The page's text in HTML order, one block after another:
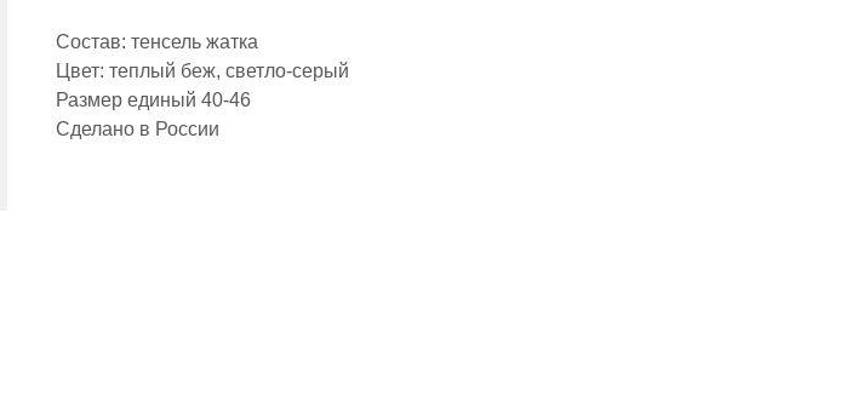
Состав: тенсель жатка
Цвет: теплый беж, светло-серый
Размер единый 40-46
Сделано в России